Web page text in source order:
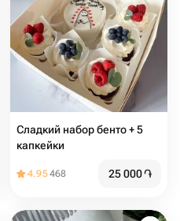
Сладкий набор бенто + 5
капкейки
4.95468 25 000֏